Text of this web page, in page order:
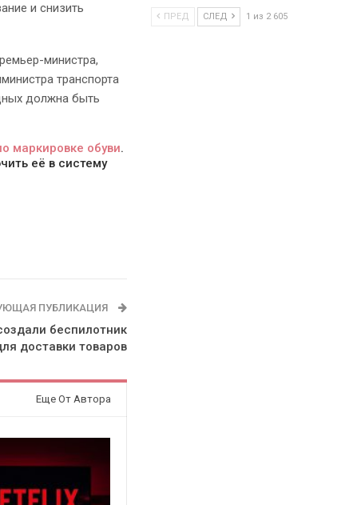
и снизить
министра,
транспорта
должна быть
маркировке обуви.
её в систему
ПУБЛИКАЦИЯ
беспилотник
доставки товаров
Еще От Автора
ПРЕД СЛЕД 1 из 2 605